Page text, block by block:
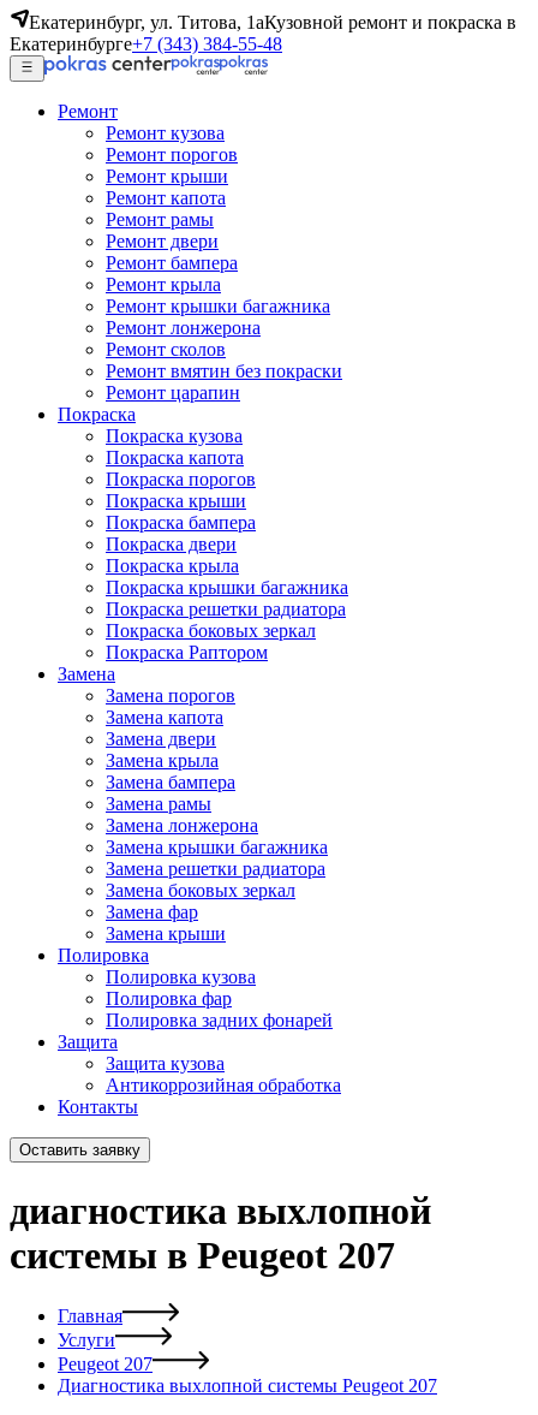
Екатеринбург, ул. Титова, 1аКузовной ремонт и покраска в
Екатеринбурге+7 (343) 384-55-48
Ремонт
Ремонт кузова
Ремонт порогов
Ремонт крыши
Ремонт капота
Ремонт рамы
Ремонт двери
Ремонт бампера
Ремонт крыла
Ремонт крышки багажника
Ремонт лонжерона
Ремонт сколов
Ремонт вмятин без покраски
Ремонт царапин
Покраска
Покраска кузова
Покраска капота
Покраска порогов
Покраска крыши
Покраска бампера
Покраска двери
Покраска крыла
Покраска крышки багажника
Покраска решетки радиатора
Покраска боковых зеркал
Покраска Раптором
Замена
Замена порогов
Замена капота
Замена двери
Замена крыла
Замена бампера
Замена рамы
Замена лонжерона
Замена крышки багажника
Замена решетки радиатора
Замена боковых зеркал
Замена фар
Замена крыши
Полировка
Полировка кузова
Полировка фар
Полировка задних фонарей
Защита
Защита кузова
Антикоррозийная обработка
Контакты
Оставить заявку
диагностика выхлопной
системы в Peugeot 207
Главная
Услуги
Peugeot 207
Диагностика выхлопной системы Peugeot 207